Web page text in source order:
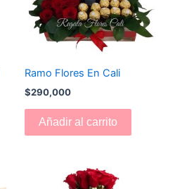
Ramo Flores En Cali
$290,000
Añadir al carrito